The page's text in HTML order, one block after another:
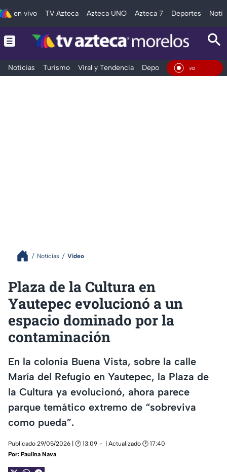
en vivo TV Azteca Azteca UNO Azteca 7 Deportes
Noticias Turismo Viral y Tendencia Deportes Espectáculos
En
Noticias Video
Plaza de la Cultura en
Yautepec evolucionó a un
espacio dominado por la
contaminación
En la colonia Buena Vista, sobre la calle
María del Refugio en Yautepec, la Plaza de
la Cultura ya evolucionó, ahora parece
parque temático extremo de “sobreviva
como pueda”.
Publicado 29/05/2026 | 🕑 13:09
| Actualizado 🕑 17:40
Por: Paulina Nava